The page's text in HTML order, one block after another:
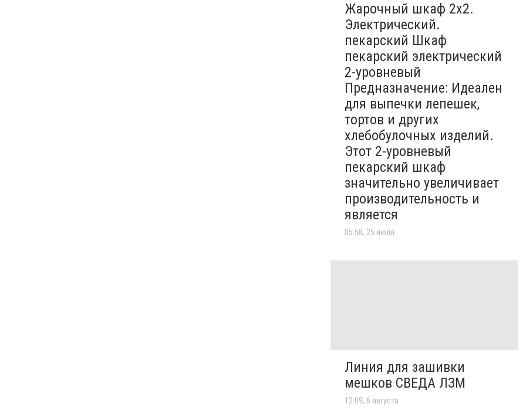
Жарочный шкаф 2х2.
Электрический.
пекарский Шкаф
пекарский электрический
2-уровневый
Предназначение: Идеален
для выпечки лепешек,
тортов и других
хлебобулочных изделий.
Этот 2-уровневый
пекарский шкаф
значительно увеличивает
производительность и
является
05:58, 25 июля
Линия для зашивки
мешков СВЕДА ЛЗМ
12:09, 6 августа